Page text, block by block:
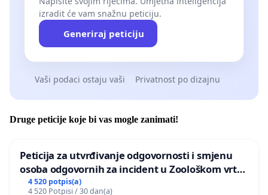
izradit će vam snažnu peticiju.
Generiraj peticiju
Vaši podaci ostaju vaši Privatnost po dizajnu
Druge peticije koje bi vas mogle zanimati!
Peticija za utvrđivanje odgovornosti i smjenu
osoba odgovornih za incident u Zoološkom vrtu
Grada Zagreba
4 520 potpis(a)
4 520 Potpisi / 30 dan(a)